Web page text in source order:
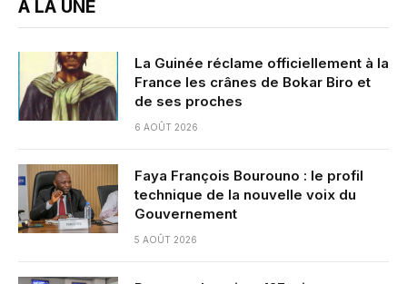
A LA UNE
La Guinée réclame officiellement à la
France les crânes de Bokar Biro et
de ses proches
6 AOÛT 2026
Faya François Bourouno : le profil
technique de la nouvelle voix du
Gouvernement
5 AOÛT 2026